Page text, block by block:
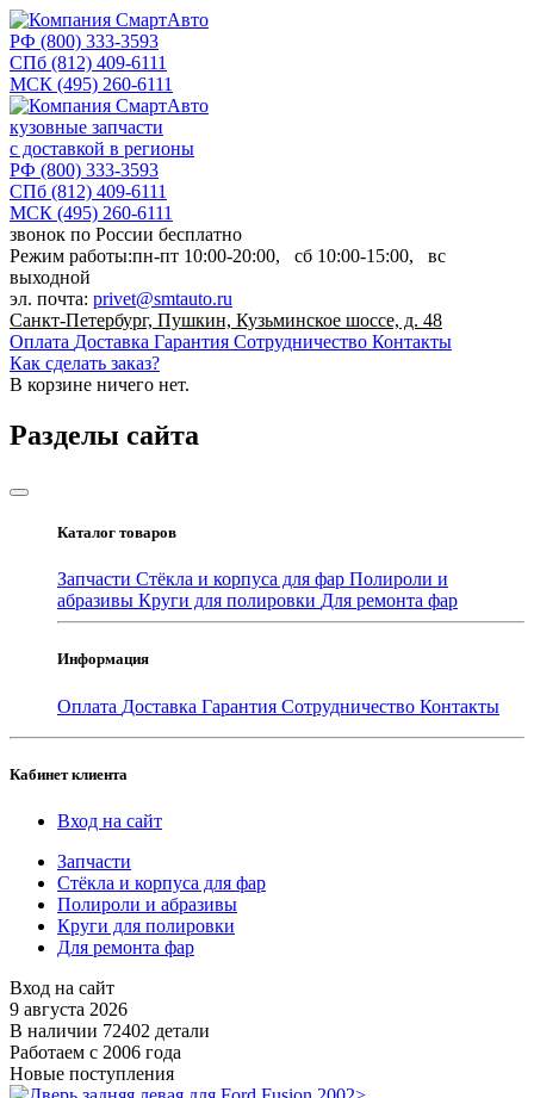
РФ (800) 333-3593
СПб (812) 409-6111
МСК (495) 260-6111
кузовные запчасти
с доставкой в регионы
РФ (800) 333-3593
СПб (812) 409-6111
МСК (495) 260-6111
звонок по России бесплатно
Режим работы:пн-пт 10:00-20:00, сб 10:00-15:00, вс
выходной
эл. почта: privet@smtauto.ru
Санкт-Петербург, Пушкин, Кузьминское шоссе, д. 48
Оплата Доставка Гарантия Сотрудничество Контакты
Как сделать заказ?
В корзине ничего нет.
Разделы сайта
Каталог товаров
Запчасти Стёкла и корпуса для фар Полироли и
абразивы Круги для полировки Для ремонта фар
Информация
Оплата Доставка Гарантия Сотрудничество Контакты
Кабинет клиента
Вход на сайт
Запчасти
Стёкла и корпуса для фар
Полироли и абразивы
Круги для полировки
Для ремонта фар
Вход на сайт
9 августа 2026
В наличии 72402 детали
Работаем с 2006 года
Новые поступления